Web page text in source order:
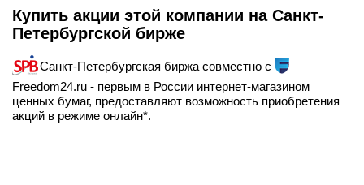
Купить акции этой компании на Санкт-
Петербургской бирже
Санкт-Петербургская биржа совместно с
Freedom24.ru - первым в России интернет-магазином
ценных бумаг, предоставляют возможность приобретения
акций в режиме онлайн*.